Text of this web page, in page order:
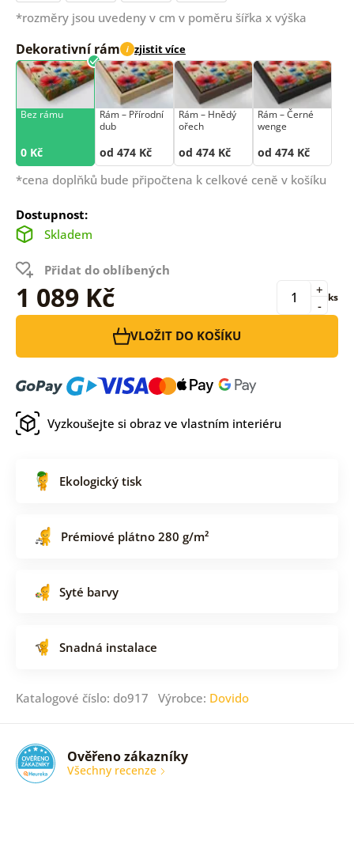
*rozměry jsou uvedeny v cm v poměru šířka x výška
Dekorativní rám i zjistit více
Bez rámu
0 Kč
Rám –⁠⁠⁠⁠⁠⁠ Přírodní
dub
od 474 Kč
Rám –⁠⁠⁠⁠⁠⁠ Hnědý
ořech
od 474 Kč
Rám –⁠⁠⁠⁠⁠⁠ Černé
wenge
od 474 Kč
*cena doplňků bude připočtena k celkové ceně v košíku
Dostupnost:
Skladem
Přidat do oblíbených
1 089 Kč -
+ ks
VLOŽIT DO KOŠÍKU
Vyzkoušejte si obraz ve vlastním interiéru
Ekologický tisk
Prémiové plátno 280 g/m²
Syté barvy
Snadná instalace
Katalogové číslo: do917 Výrobce: Dovido
Ověřeno zákazníky
Všechny recenze